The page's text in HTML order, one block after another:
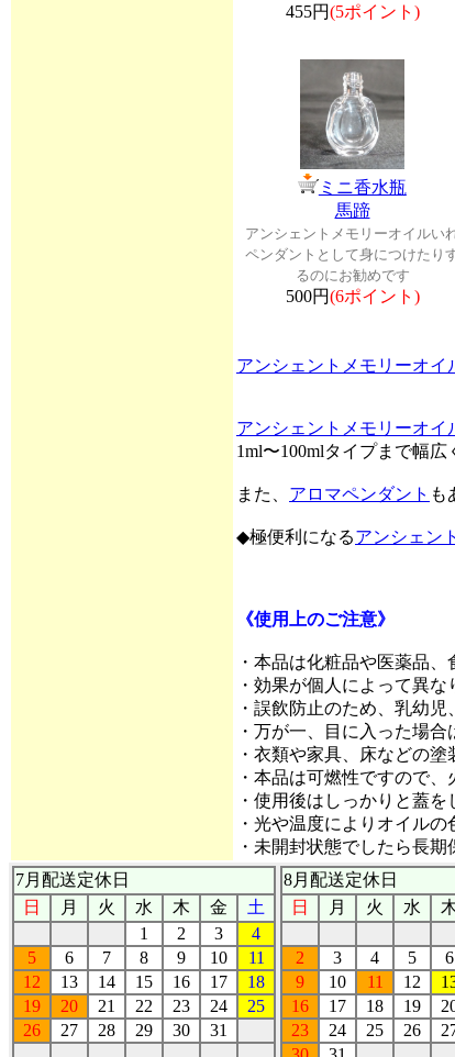
455円(5ポイント)
ミニ香水瓶
馬蹄
アンシェントメモリーオイルい
ペンダントとして身につけたり
るのにお勧めです
500円(6ポイント)
アンシェントメモリーオイ
アンシェントメモリーオイ
1ml〜100mlタイプまで幅広
また、 アロマペンダント も
◆極便利になるアンシェン
《使用上のご注意》
・本品は化粧品や医薬品、
・効果が個人によって異
・誤飲防止のため、乳幼
・万が一、目に入った場
・衣類や家具、床などの
・本品は可燃性ですので、
・使用後はしっかりと蓋
・光や温度によりオイル
・未開封状態でしたら長
7月配送定休日
日
月 火 水 木 金
土
1
2 3
4
5
6 7 8 9 10
11
12
13 14 15 16 17
18
19
20 21 22 23 24
25
26
27 28 29 30 31
8月配送定休日
日
月 火 水
2
3 4 5 6
9
10 11 12
16
17 18 19
23
24 25 26